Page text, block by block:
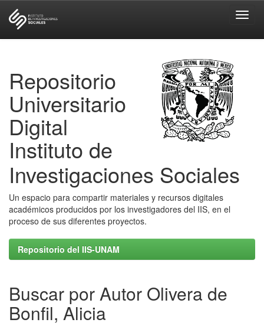
Repositorio
Universitario
Digital
Instituto de
Investigaciones Sociales
Un espacio para compartir materiales y recursos digitales
académicos producidos por los investigadores del IIS, en el
proceso de sus diferentes proyectos.
Repositorio del IIS-UNAM
Buscar por Autor Olivera de
Bonfil, Alicia